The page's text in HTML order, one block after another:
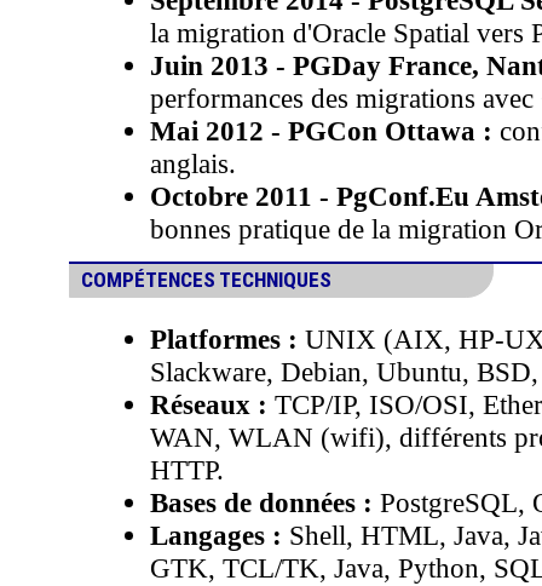
la migration d'Oracle Spatial vers
Juin 2013 - PGDay France,
performances des migrations avec
Mai 2012 - PGCon Ottawa :
anglais.
Octobre 2011 - PgConf.Eu
bonnes pratique de la migration
COMPÉTENCES TECHNIQUES
Platformes : UNIX (AIX, HP-
Slackware, Debian, Ubuntu,
Réseaux : TCP/IP, ISO/OSI,
WAN, WLAN (wifi), différents
HTTP.
Bases de données : PostgreSQL,
Langages : Shell, HTML, Java,
GTK, TCL/TK, Java, Python,